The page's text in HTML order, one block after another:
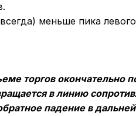
меньше пика
торгов окончательно
в линию
падение в